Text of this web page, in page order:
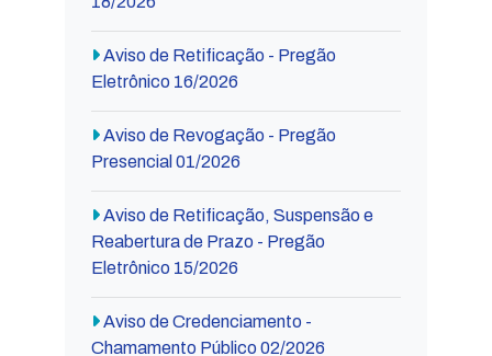
Aviso de Retificação - Pregão
Eletrônico 16/2026
Aviso de Revogação - Pregão
Presencial 01/2026
Aviso de Retificação, Suspensão e
Reabertura de Prazo - Pregão
Eletrônico 15/2026
Aviso de Credenciamento -
Chamamento Público 02/2026